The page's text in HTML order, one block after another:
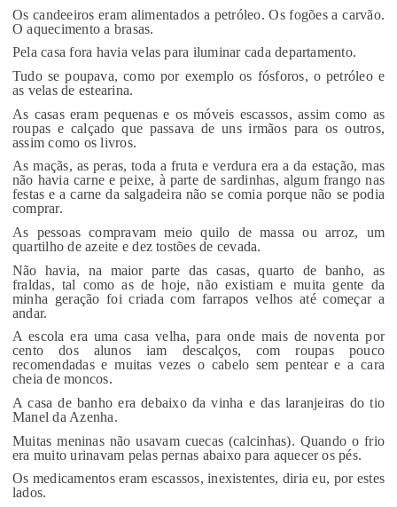
Os candeeiros eram alimentados a petróleo. Os fogões a carvão.
O aquecimento a brasas.
Pela casa fora havia velas para iluminar cada departamento.
Tudo se poupava, como por exemplo os fósforos, o petróleo e
as velas de estearina.
As casas eram pequenas e os móveis escassos, assim como as
roupas e calçado que passava de uns irmãos para os outros,
assim como os livros.
As maçãs, as peras, toda a fruta e verdura era a da estação, mas
não havia carne e peixe, à parte de sardinhas, algum frango nas
festas e a carne da salgadeira não se comia porque não se podia
comprar.
As pessoas compravam meio quilo de massa ou arroz, um
quartilho de azeite e dez tostões de cevada.
Não havia, na maior parte das casas, quarto de banho, as
fraldas, tal como as de hoje, não existiam e muita gente da
minha geração foi criada com farrapos velhos até começar a
andar.
A escola era uma casa velha, para onde mais de noventa por
cento dos alunos iam descalços, com roupas pouco
recomendadas e muitas vezes o cabelo sem pentear e a cara
cheia de moncos.
A casa de banho era debaixo da vinha e das laranjeiras do tio
Manel da Azenha.
Muitas meninas não usavam cuecas (calcinhas). Quando o frio
era muito urinavam pelas pernas abaixo para aquecer os pés.
Os medicamentos eram escassos, inexistentes, diria eu, por estes
lados.